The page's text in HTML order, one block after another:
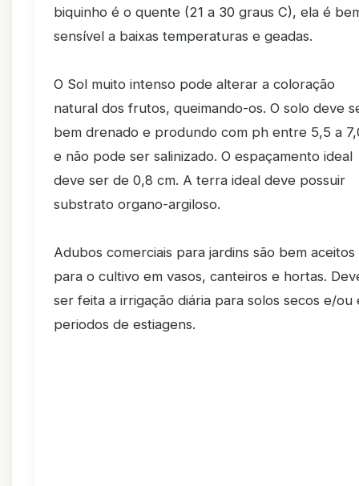
biquinho é o quente (21 a 30 graus C), ela é
sensível a baixas temperaturas e geadas.
O Sol muito intenso pode alterar a coloração
natural dos frutos, queimando-os. O solo deve
bem drenado e produndo com ph entre 5,5 a
e não pode ser salinizado. O espaçamento ideal
deve ser de 0,8 cm. A terra ideal deve possuir
substrato organo-argiloso.
Adubos comerciais para jardins são bem aceitos
para o cultivo em vasos, canteiros e hortas.
ser feita a irrigação diária para solos secos e/ou
periodos de estiagens.